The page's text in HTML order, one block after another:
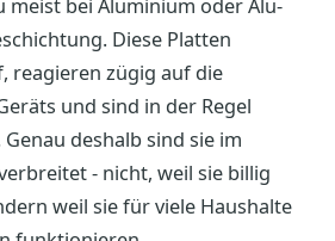
meist bei Aluminium oder Alu-
Diese Platten
reagieren zügig auf die
und sind in der Regel
deshalb sind sie im
- nicht, weil sie billig
weil sie für viele Haushalte